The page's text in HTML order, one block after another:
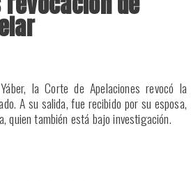
la Corte de Apelaciones revocó la
A su salida, fue recibido por su esposa,
quien también está bajo investigación.